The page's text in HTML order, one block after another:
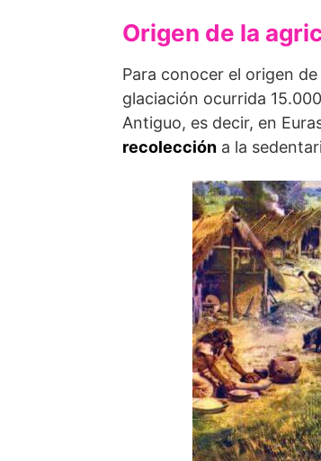
Origen de la
Para conocer el origen
glaciación ocurrida
Antiguo, es decir, en
recolección a la